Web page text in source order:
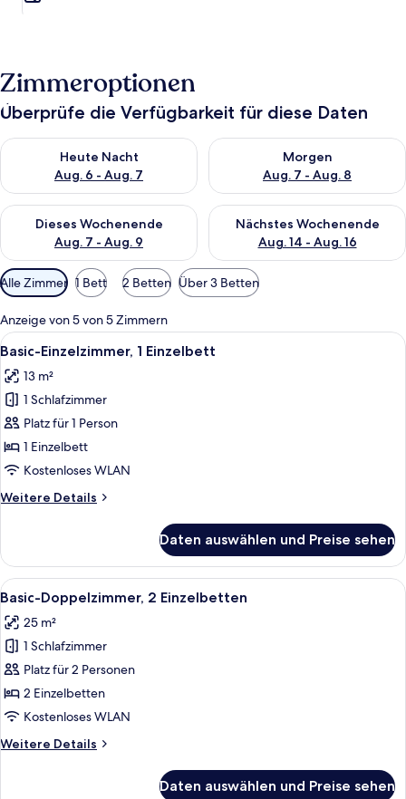
Zimmeroptionen
Überprüfe die Verfügbarkeit für diese Daten
Heute Nacht
Aug. 6 - Aug. 7
Überprüfe die Verfügbarkeit für heute Nacht, Aug. 6 - Aug. 7.
Morgen
Aug. 7 - Aug. 8
Überprüfe die Verfügbarkeit
Dieses Wochenende
Aug. 7 - Aug. 9
Überprüfe die Verfügbarkeit für dieses Wochenende, Aug. 7
Nächstes Wochenende
Aug. 14 - Aug. 16
Überprüfe die Verfügbarkeit
Verfügbare
Filter
für
Zimmer
Alle Zimmer 1 Bett 2 Betten Über 3 Betten
Anzeige von 5 von 5 Zimmern
Alle
Fotos
für
Basic-
Einzelzimmer,
1 Einzelbett
anzeigen
Basic-Einzelzimmer, 1 Einzelbett |
6
Basic-Einzelzimmer, 1 Einzelbett
13 m²
1 Schlafzimmer
Platz für 1 Person
1 Einzelbett
Kostenloses WLAN
Weitere Details
Weitere
Einzelzimmer,
1 Einzelbett
Daten auswählen und Preise sehen
Alle
Fotos
für
Basic-
Doppelzimmer,
2 Einzelbetten
anzeigen
Ein Hotelzimmer mit einem
14
Basic-Doppelzimmer, 2 Einzelbetten
25 m²
1 Schlafzimmer
Platz für 2 Personen
2 Einzelbetten
Kostenloses WLAN
Weitere Details
Weitere
Daten auswählen und Preise sehen